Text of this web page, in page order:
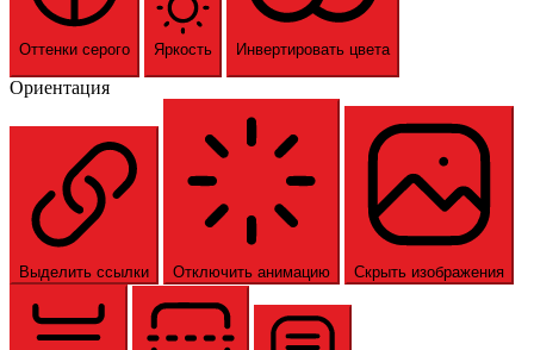
Оттенки серого Яркость Инвертировать цвета
Ориентация
Выделить ссылки Отключить анимацию Скрыть изображения